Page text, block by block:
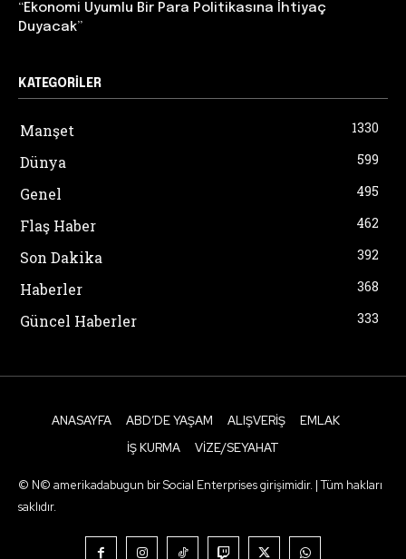
“Ekonomi Uyumlu Bir Para Politikasına İhtiyaç
Duyacak”
KATEGORILER
Manşet 1330
Dünya 599
Genel 495
Flaş Haber 462
Son Dakika 392
Haberler 368
Güncel Haberler 333
ANASAYFA ABD’DE YAŞAM ALIŞVERIŞ
EMLAK
İŞ KURMA
VIZE/SEYAHAT
© N© amerikadabugun bir Social Enterprises girişimidir. | Tüm hakları
saklıdır.